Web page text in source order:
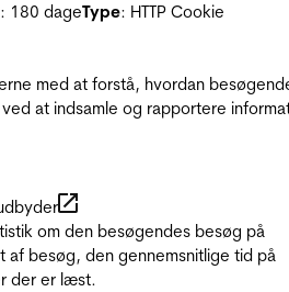
: 180 dageType: HTTP Cookie
med at forstå, hvordan
at indsamle og rapportere
om den besøgendes besøg på
af besøg, den gennemsnitlige tid på
der er læst.